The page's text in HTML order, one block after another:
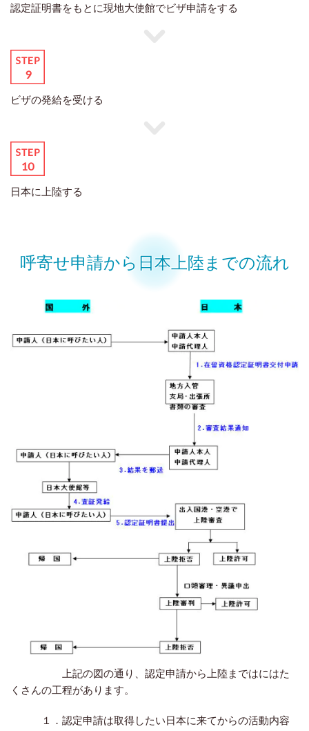
認定証明書をもとに現地大使館でビザ申請をする
ビザの発給を受ける
日本に上陸する
呼寄せ申請から日本上陸までの流れ
上記の図の通り、認定申請から上陸まではにはた
くさんの工程があります。
１．認定申請は取得したい日本に来てからの活動内容